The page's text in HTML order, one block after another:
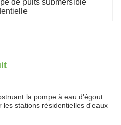
de puits submersible
la pompe à eau d'égout
stations résidentielles d'eaux